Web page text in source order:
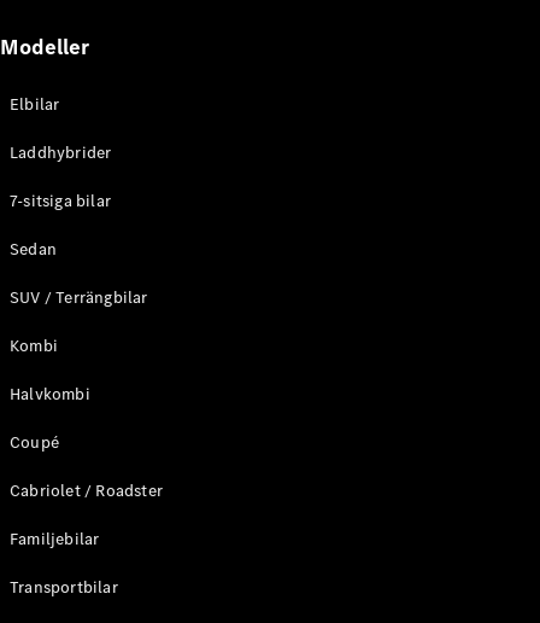
Modeller
Elbilar
Laddhybrider
7-sitsiga bilar
Sedan
SUV / Terrängbilar
Kombi
Halvkombi
Coupé
Cabriolet / Roadster
Familjebilar
Transportbilar